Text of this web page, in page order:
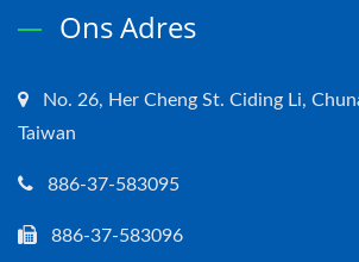
Ons Adres
No. 26, Her Cheng St. Ciding Li,
Taiwan
886-37-583095
886-37-583096